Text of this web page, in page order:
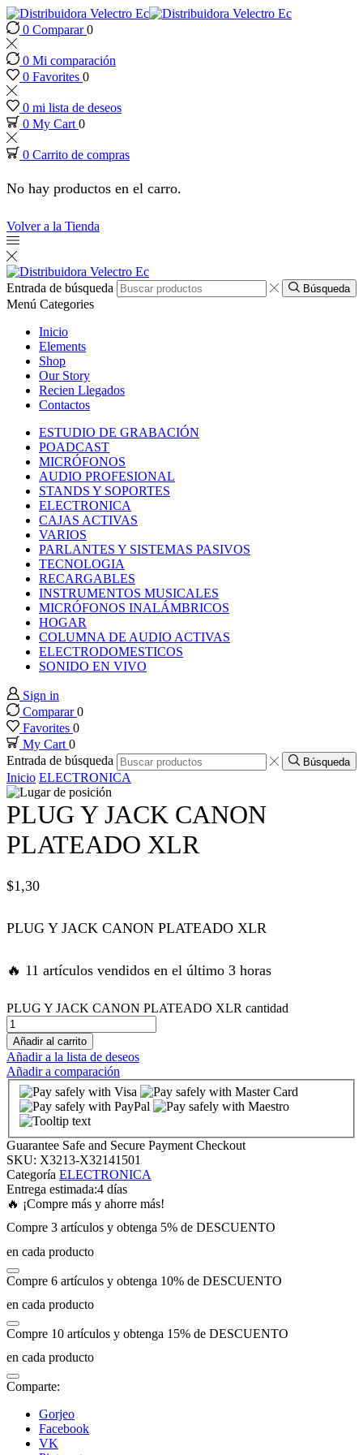
panel
panel
paketleri
panel
panel
panel
panel
panel
panel
panel
panel
panel
panel
panel
panel
panel
satın al
panel
panel
panel
panel
panel
panel
panel
panel
panel
panel
0 Comparar0
0 Mi comparación
0 Favorites 0
0 mi lista de deseos
0 My Cart 0
0 Carrito de compras
No hay productos en el carro.
Volver a la Tienda
Entrada de búsqueda Búsqueda
Menú Categories
Inicio
Elements
Shop
Our Story
Recien Llegados
Contactos
ESTUDIO DE GRABACIÓN
POADCAST
MICRÓFONOS
AUDIO PROFESIONAL
STANDS Y SOPORTES
ELECTRONICA
CAJAS ACTIVAS
VARIOS
PARLANTES Y SISTEMAS PASIVOS
TECNOLOGIA
RECARGABLES
INSTRUMENTOS MUSICALES
MICRÓFONOS INALÁMBRICOS
HOGAR
COLUMNA DE AUDIO ACTIVAS
ELECTRODOMESTICOS
SONIDO EN VIVO
Sign in
Comparar0
Favorites 0
My Cart0
Entrada de búsqueda
Búsqueda
Inicio ELECTRONICA
PLUG Y JACK CANON
PLATEADO XLR
$1,30
PLUG Y JACK CANON PLATEADO XLR
🔥 11 artículos vendidos en el último 3 horas
PLUG Y JACK CANON PLATEADO XLR cantidad
Añadir al carrito
Añadir a la lista de deseos
Añadir a comparación
Guarantee Safe and Secure Payment Checkout
SKU: X3213-X32141501
Categoría ELECTRONICA
Entrega estimada:4 días
🔥 ¡Compre más y ahorre más!
Compre 3 artículos y obtenga 5% de DESCUENTO
en cada producto
Compre 6 artículos y obtenga 10% de DESCUENTO
en cada producto
Compre 10 artículos y obtenga 15% de DESCUENTO
en cada producto
Comparte:
Gorjeo
Facebook
VK